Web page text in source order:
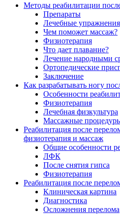
Методы реабилитации
Препараты
Лечебные упражнения
Чем поможет массаж?
Физиотерапия
Что дает плавание?
Лечение народными
Ортопедические
Заключение
Как разрабатывать ногу
Особенности
Физиотерапия
Лечебная физкультура
Массажные
Реабилитация после
физиотерапия и массаж
Общие особенности
ЛФК
После снятия гипса
Физиотерапия
Реабилитация после
Клиническая картина
Диагностика
Осложнения перелома